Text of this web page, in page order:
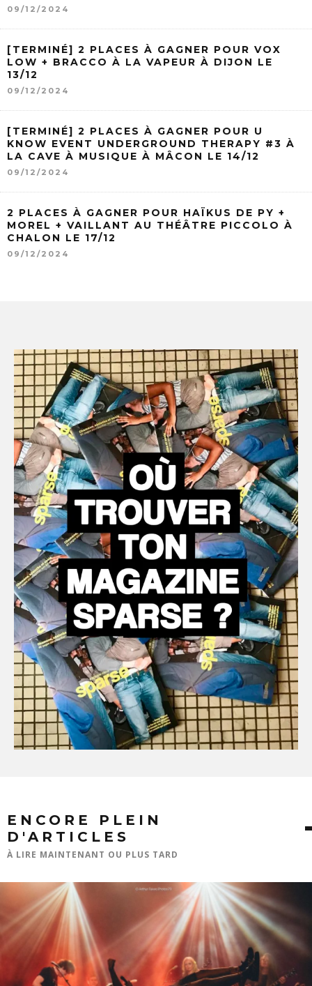
09/12/2024
[TERMINÉ] 2 PLACES À GAGNER POUR VOX
LOW + BRACCO À LA VAPEUR À DIJON LE
13/12
09/12/2024
[TERMINÉ] 2 PLACES À GAGNER POUR U
KNOW EVENT UNDERGROUND THERAPY #3 À
LA CAVE À MUSIQUE À MÂCON LE 14/12
09/12/2024
2 PLACES À GAGNER POUR HAÏKUS DE PY +
MOREL + VAILLANT AU THÉÂTRE PICCOLO À
CHALON LE 17/12
09/12/2024
ENCORE PLEIN
D'ARTICLES
À LIRE MAINTENANT OU PLUS TARD